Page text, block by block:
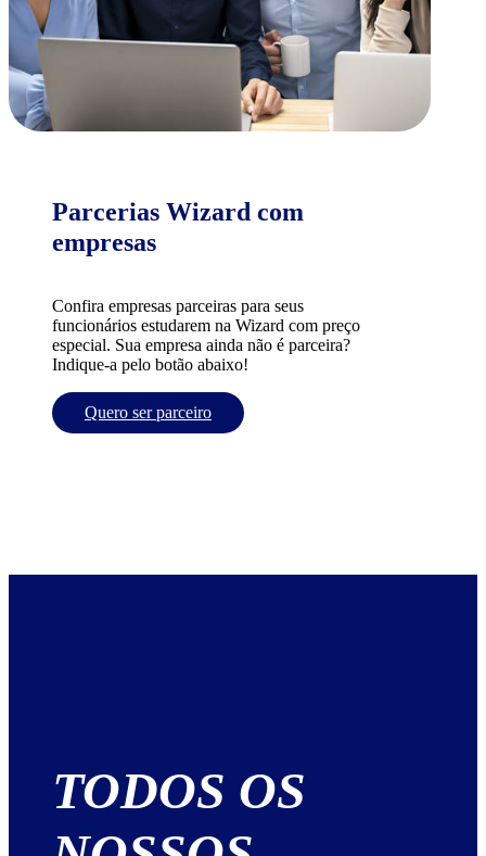
Parcerias Wizard com
empresas
Confira empresas parceiras para seus
funcionários estudarem na Wizard com preço
especial. Sua empresa ainda não é parceira?
Indique-a pelo botão abaixo!
Quero ser parceiro
TODOS OS